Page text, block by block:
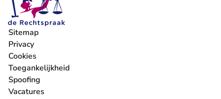
Sitemap
Privacy
Cookies
Toegankelijkheid
Spoofing
Vacatures
- U verlaat Rechtspraak.nl